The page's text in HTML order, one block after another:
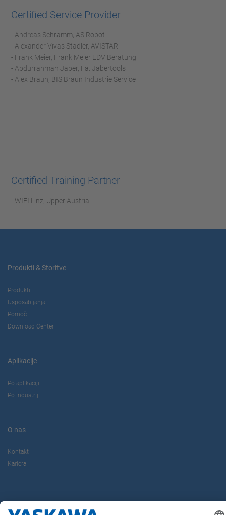
Certified Service Provider
- Andreas Schramm, AS Robot
- Alexander Vivas Stadler, AVISTAR
- Frank Meier, Frank Meier EDV Beratung
- Abdurrahman Jaber, Fa. Jabertools
- Alex Braun, BIS Braun Industrie Service
Certified Training Partner
- WIFI Linz, Upper Austria
Produkti & Storitve
Produkti
Usposabljanja
Pomoč
Download Center
Aplikacije
Po aplikaciji
Po industriji
O nas
Kontakt
Kariera